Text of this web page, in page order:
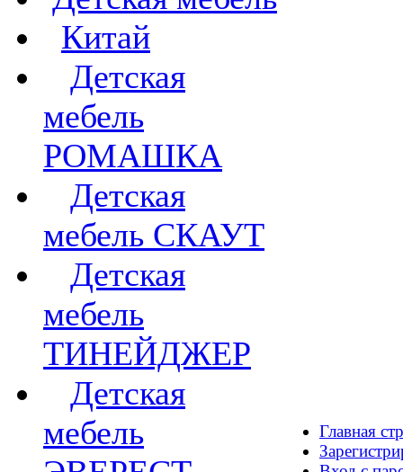
Китай
Детская
мебель
РОМАШКА
Детская
мебель СКАУТ
Детская
мебель
ТИНЕЙДЖЕР
Детская
мебель
Главная